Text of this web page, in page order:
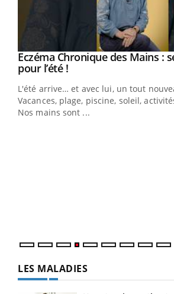
Youtube
Eczéma Chronique des Mains :
pour l’été !Youtube
L'été arrive… et avec lui, un tout
Vacances, plage, piscine, soleil,
Nos mains sont ...
LES MALADIES